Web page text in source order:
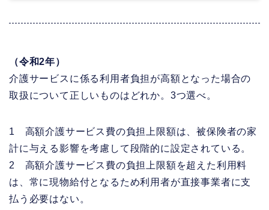
（令和2年）
介護サービスに係る利用者負担が高額となった場合の
取扱について正しいものはどれか。3つ選べ。
1 高額介護サービス費の負担上限額は、被保険者の家
計に与える影響を考慮して段階的に設定されている。
2 高額介護サービス費の負担上限額を超えた利用料
は、常に現物給付となるため利用者が直接事業者に支
払う必要はない。